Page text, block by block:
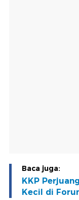
Baca juga:
KKP
Kecil di